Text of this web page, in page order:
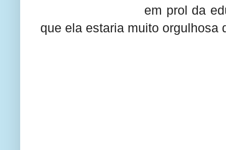
em prol da
que ela estaria muito orgulhosa